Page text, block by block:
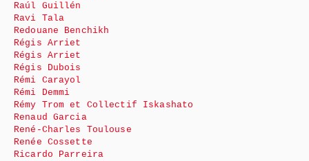
Raúl Guillén
Ravi Tala
Redouane Benchikh
Régis Arriet
Régis Arriet
Régis Dubois
Rémi Carayol
Rémi Demmi
Rémy Trom et Collectif Iskashato
Renaud Garcia
René-Charles Toulouse
Renée Cossette
Ricardo Parreira